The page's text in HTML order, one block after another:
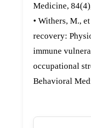
Medicine,
• Withers, M.,
recovery:
immune
occupational
Behavioral